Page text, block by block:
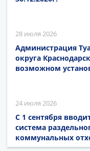
28 июля 2026
Администрация
округа
возможном
24 июля 2026
С 1 сентября
система
коммунальных